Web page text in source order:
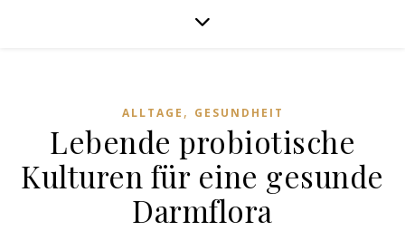
ALLTAGE , GESUNDHEIT
Lebende probiotische
Kulturen für eine gesunde
Darmflora